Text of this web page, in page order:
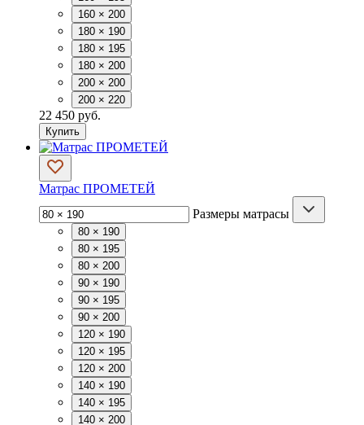
160 × 200
180 × 190
180 × 195
180 × 200
200 × 200
200 × 220
22 450 руб.
Купить
Матрас ПРОМЕТЕЙ
Размеры матрасы
80 × 190
80 × 195
80 × 200
90 × 190
90 × 195
90 × 200
120 × 190
120 × 195
120 × 200
140 × 190
140 × 195
140 × 200